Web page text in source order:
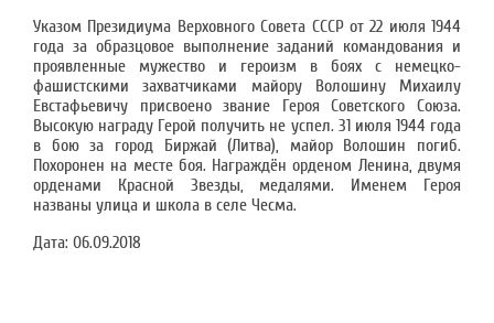
Указом Президиума Верховного Совета СССР от 22 июля 1944
года за образцовое выполнение заданий командования и
проявленные мужество и героизм в боях с немецко-
фашистскими захватчиками майору Волошину Михаилу
Евстафьевичу присвоено звание Героя Советского Союза.
Высокую награду Герой получить не успел. 31 июля 1944 года
в бою за город Биржай (Литва), майор Волошин погиб.
Похоронен на месте боя. Награждён орденом Ленина, двумя
орденами Красной Звезды, медалями. Именем Героя
названы улица и школа в селе Чесма.
Дата: 06.09.2018